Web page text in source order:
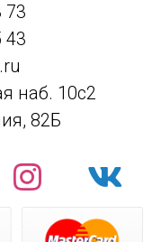
73
43
наб. 10с2
82Б